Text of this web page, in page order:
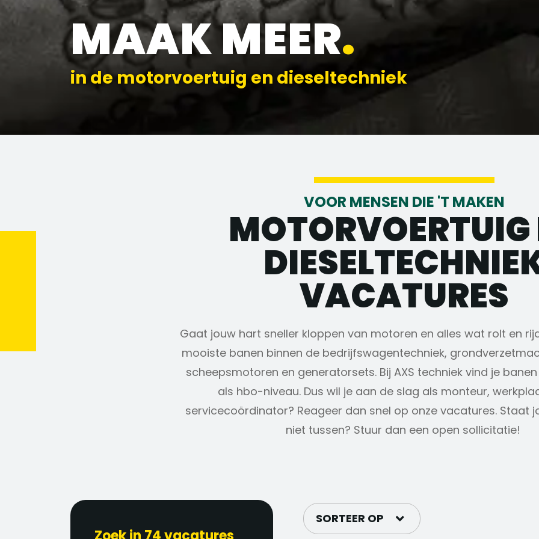
MAAK MEER.
in de motorvoertuig en dieseltechniek
VOOR MENSEN DIE 'T MAKEN
MOTORVOERTUIG
VACATURES
Gaat jouw hart sneller kloppen van motoren en alles wat rolt en
mooiste banen binnen de bedrijfswagentechniek,
scheepsmotoren en generatorsets. Bij AXS techniek vind je
als hbo-niveau. Dus wil je aan de slag als monteur,
servicecoördinator? Reageer dan snel op onze vacatures. Staat
niet tussen? Stuur dan een open sollicitatie!
SORTEER OP